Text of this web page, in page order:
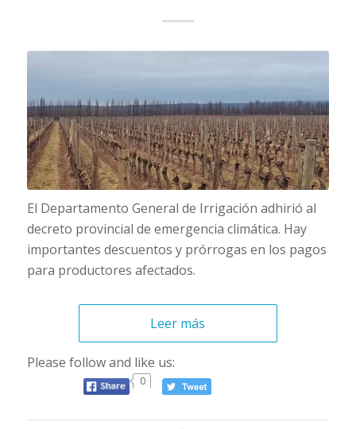
El Departamento General de Irrigación adhirió al
decreto provincial de emergencia climática. Hay
importantes descuentos y prórrogas en los pagos
para productores afectados.
Leer más
Please follow and like us:
0